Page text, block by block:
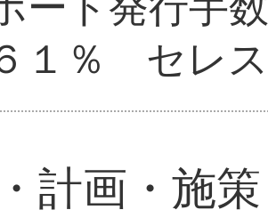
１％ セレ
計画・施策